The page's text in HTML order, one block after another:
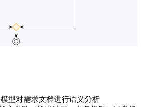
型对需求文档进行语义分析